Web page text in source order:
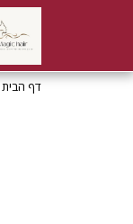
דף הבית